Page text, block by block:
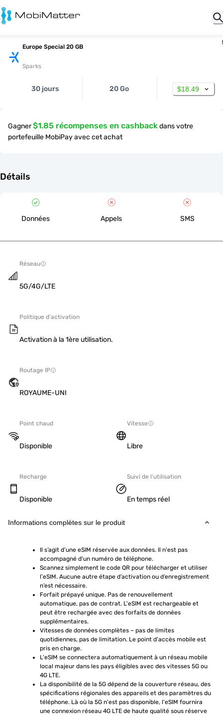
Europe Special 20 GB
Sparks
30 jours 20 Go $18.49
Gagner$1.85 récompenses en cashbackdans votre
portefeuille MobiPay avec cet achat
Détails
Données Appels SMS
Réseau
5G/4G/LTE
Politique d'activation
Activation à la 1ère utilisation.
Routage IP
ROYAUME-UNI
Point chaud
Disponible
Vitesse
Libre
Recharge
Disponible
Suivi de l'utilisation
En temps réel
Informations complètes sur le produit
Il s’agit d’une eSIM réservée aux données. Il n'est pas
accompagné d'un numéro de téléphone.
Scannez simplement le code QR pour télécharger et utiliser
l'eSIM. Aucune autre étape d’activation ou d’enregistrement
n’est nécessaire.
Forfait prépayé unique. Pas de renouvellement
automatique, pas de contrat. L'eSIM est rechargeable et
peut être rechargée avec des forfaits de données
supplémentaires.
Vitesses de données complètes – pas de limites
quotidiennes, pas de limitation. Le point d'accès mobile est
pris en charge.
L'eSIM se connectera automatiquement à un réseau mobile
local majeur dans les pays éligibles avec des vitesses 5G ou
4G LTE.
La disponibilité de la 5G dépend de la couverture réseau, des
spécifications régionales des appareils et des paramètres du
téléphone. Là où la 5G n'est pas disponible, l'eSIM fournira
une connexion réseau 4G LTE de haute qualité sous réserve